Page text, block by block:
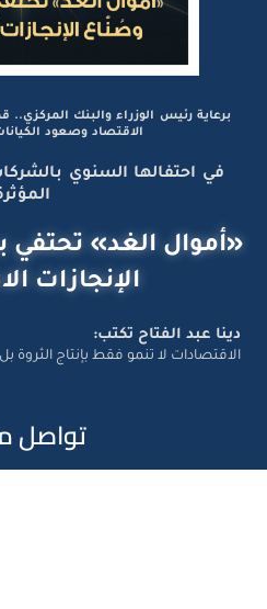
برعاية رئيس الوزراء والبنك
الاقتصاد وصعود
في احتفالها السنوي
«أموال الغد» تحتفي
الإنجازات
دينا عبد الفتاح تكتب:
الاقتصادات لا تنمو فقط بإنتاج الثروة
تواصل